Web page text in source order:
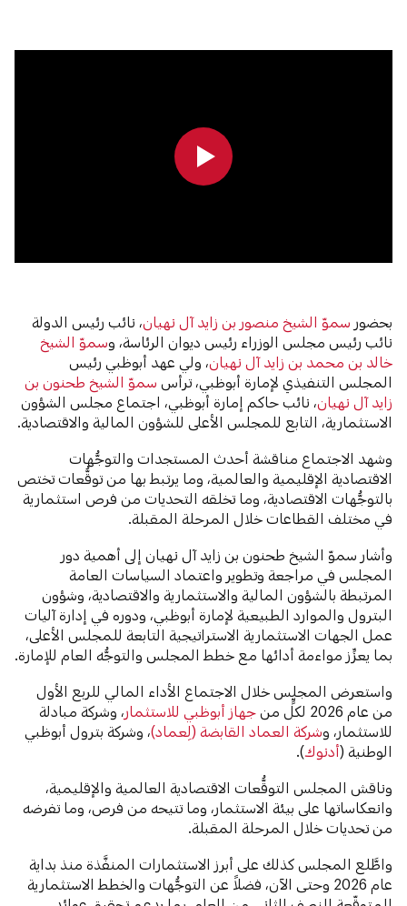
بحضور سموّ الشيخ منصور بن زايد آل نهيان، نائب رئيس الدولة
نائب رئيس مجلس الوزراء رئيس ديوان الرئاسة، وسموّ الشيخ
خالد بن محمد بن زايد آل نهيان، ولي عهد أبوظبي رئيس
المجلس التنفيذي لإمارة أبوظبي، ترأس سموّ الشيخ طحنون بن
زايد آل نهيان، نائب حاكم إمارة أبوظبي، اجتماع مجلس الشؤون
الاستثمارية، التابع للمجلس الأعلى للشؤون المالية والاقتصادية.
وشهد الاجتماع مناقشة أحدث المستجدات والتوجُّهات
الاقتصادية الإقليمية والعالمية، وما يرتبط بها من توقُّعات تختص
بالتوجُّهات الاقتصادية، وما تخلقه التحديات من فرص استثمارية
في مختلف القطاعات خلال المرحلة المقبلة.
وأشار سموّ الشيخ طحنون بن زايد آل نهيان إلى أهمية دور
المجلس في مراجعة وتطوير واعتماد السياسات العامة
المرتبطة بالشؤون المالية والاستثمارية والاقتصادية، وشؤون
البترول والموارد الطبيعية لإمارة أبوظبي، ودوره في إدارة آليات
عمل الجهات الاستثمارية الاستراتيجية التابعة للمجلس الأعلى،
بما يعزِّز مواءمة أدائها مع خطط المجلس والتوجُّه العام للإمارة.
واستعرض المجلس خلال الاجتماع الأداء المالي للربع الأول
من عام 2026 لكلٍّ من
جهاز أبوظبي للاستثمار، وشركة مبادلة
للاستثمار، وشركة العماد القابضة (لِعماد)، وشركة بترول أبوظبي
الوطنية (أدنوك).
وناقش المجلس التوقُّعات الاقتصادية العالمية والإقليمية،
وانعكاساتها على بيئة الاستثمار، وما تتيحه من فرص، وما تفرضه
من تحديات خلال المرحلة المقبلة.
واطَّلع المجلس كذلك على أبرز الاستثمارات المنفَّذة منذ بداية
عام 2026 وحتى الآن، فضلاً عن التوجُّهات والخطط الاستثمارية